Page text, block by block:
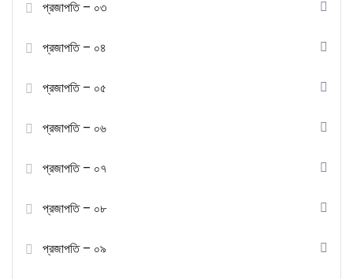
প্রজাপতি – ০৩
প্রজাপতি – ০৪
প্রজাপতি – ০৫
প্রজাপতি – ০৬
প্রজাপতি – ০৭
প্রজাপতি – ০৮
প্রজাপতি – ০৯